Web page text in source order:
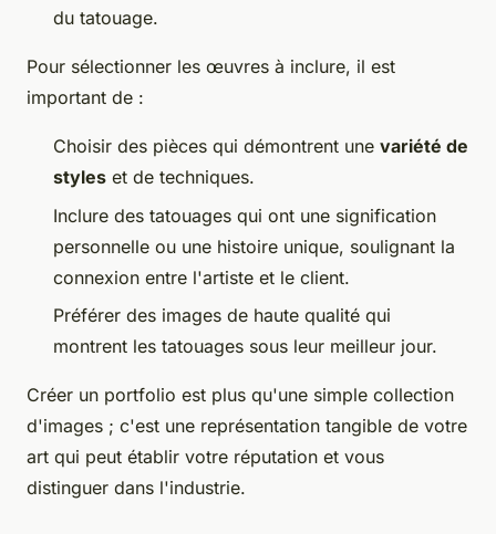
du tatouage.
Pour sélectionner les œuvres à inclure, il est
important de :
Choisir des pièces qui démontrent une variété de
styles et de techniques.
Inclure des tatouages qui ont une signification
personnelle ou une histoire unique, soulignant la
connexion entre l'artiste et le client.
Préférer des images de haute qualité qui
montrent les tatouages sous leur meilleur jour.
Créer un portfolio est plus qu'une simple collection
d'images ; c'est une représentation tangible de votre
art qui peut établir votre réputation et vous
distinguer dans l'industrie.